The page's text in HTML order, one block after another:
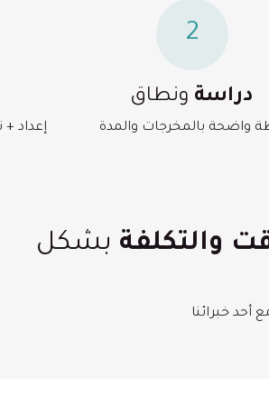
2
دراسة ونطاق
واضحة بالمخرجات والمدة إعداد
والتكلفة بشكل
أحد خبرائنا